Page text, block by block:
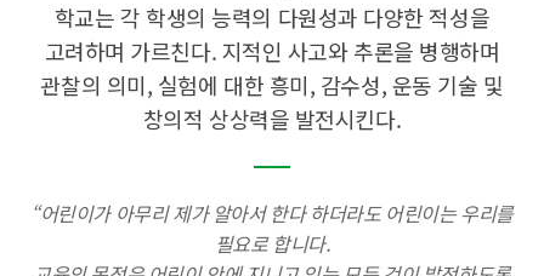
학교는 각 학생의 능력의 다원성과 다양한 적성을
고려하며 가르친다. 지적인 사고와 추론을 병행하며
관찰의 의미, 실험에 대한 흥미, 감수성, 운동 기술 및
창의적 상상력을 발전시킨다.
“어린이가 아무리 제가 알아서 한다 하더라도 어린이는 우리를
필요로 합니다.